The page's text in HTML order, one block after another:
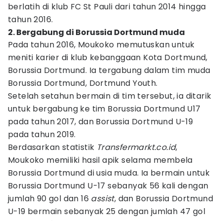
berlatih di klub FC St Pauli dari tahun 2014 hingga
tahun 2016.
2. Bergabung di Borussia Dortmund muda
Pada tahun 2016, Moukoko memutuskan untuk
meniti karier di klub kebanggaan Kota Dortmund,
Borussia Dortmund. Ia tergabung dalam tim muda
Borussia Dortmund, Dortmund Youth.
Setelah setahun bermain di tim tersebut, ia ditarik
untuk bergabung ke tim Borussia Dortmund U17
pada tahun 2017, dan Borussia Dortmund U-19
pada tahun 2019.
Berdasarkan statistik Transfermarkt.co.id,
Moukoko memiliki hasil apik selama membela
Borussia Dortmund di usia muda. Ia bermain untuk
Borussia Dortmund U-17 sebanyak 56 kali dengan
jumlah 90 gol dan 16 assist, dan Borussia Dortmund
U-19 bermain sebanyak 25 dengan jumlah 47 gol